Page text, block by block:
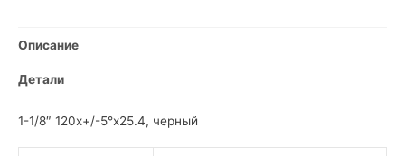
Описание
Детали
1-1/8″ 120x+/-5°x25.4, черный